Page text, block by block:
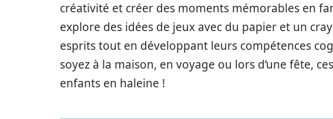
créativité et créer des moments mémorables en
explore des idées de jeux avec du papier et un
esprits tout en développant leurs compétences
soyez à la maison, en voyage ou lors d’une fête,
enfants en haleine !